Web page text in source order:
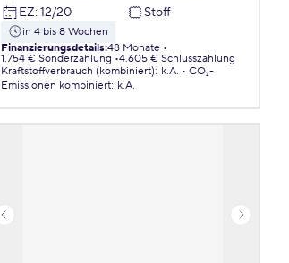
EZ: 12/20 Stoff
in 4 bis 8 Wochen
Finanzierungsdetails:48 Monate
1.754 € Sonderzahlung 4.605 € Schlusszahlung
Kraftstoffverbrauch (kombiniert): k.A.
CO₂-
Emissionen kombiniert: k.A.